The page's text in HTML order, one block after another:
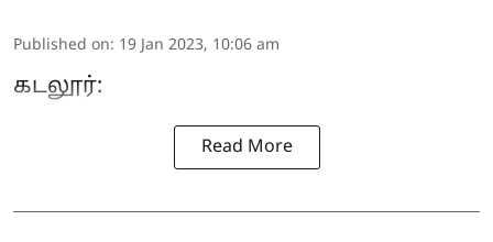
Published on: 19 Jan 2023, 10:06 am
கடலூர்:
Read More